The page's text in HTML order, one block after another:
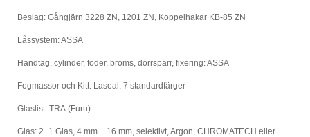
Beslag: Gångjärn 3228 ZN, 1201 ZN, Koppelhakar KB-85 ZN
Låssystem: ASSA
Handtag, cylinder, foder, broms, dörrspärr, fixering: ASSA
Fogmassor och Kitt: Laseal, 7 standardfärger
Glaslist: TRÄ (Furu)
Glas: 2+1 Glas, 4 mm + 16 mm, selektivt, Argon, CHROMATECH eller